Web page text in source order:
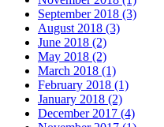
September 2018 (3)
August 2018 (3)
June 2018 (2)
May 2018 (2)
March 2018 (1)
February 2018 (1)
January 2018 (2)
December 2017 (4)